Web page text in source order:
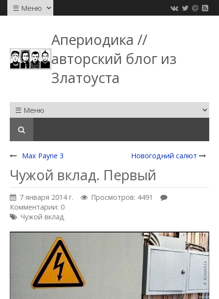
Апериодика //
авторский блог из
Златоуста
Max Payne 3 Новогодний салют
Чужой вклад. Первый
7 января 2014 г.
Просмотров: 4491
Комментарии: 0
Чужой вклад